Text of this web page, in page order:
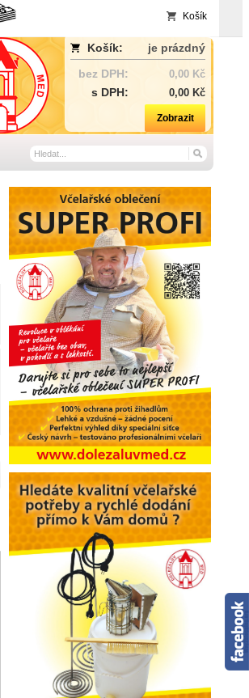
Košík
Košík:
je prázdný
bez DPH:
0,00 Kč
s DPH: 0,00 Kč
Zobrazit